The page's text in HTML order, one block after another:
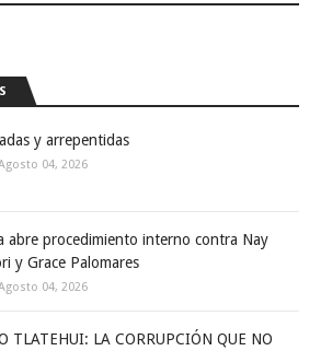
y arrepentidas
04, 2026
abre procedimiento interno contra Nay
y Grace Palomares
04, 2026
TLATEHUI: LA CORRUPCIÓN QUE NO